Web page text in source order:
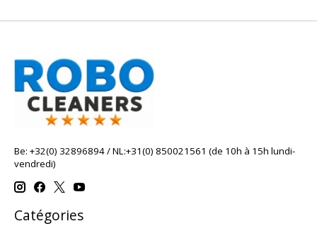
Be: +32(0) 32896894 / NL:+31(0) 850021561 (de 10h à 15h lundi-
vendredi)
Catégories